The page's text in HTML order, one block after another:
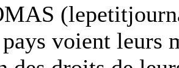
voient leurs